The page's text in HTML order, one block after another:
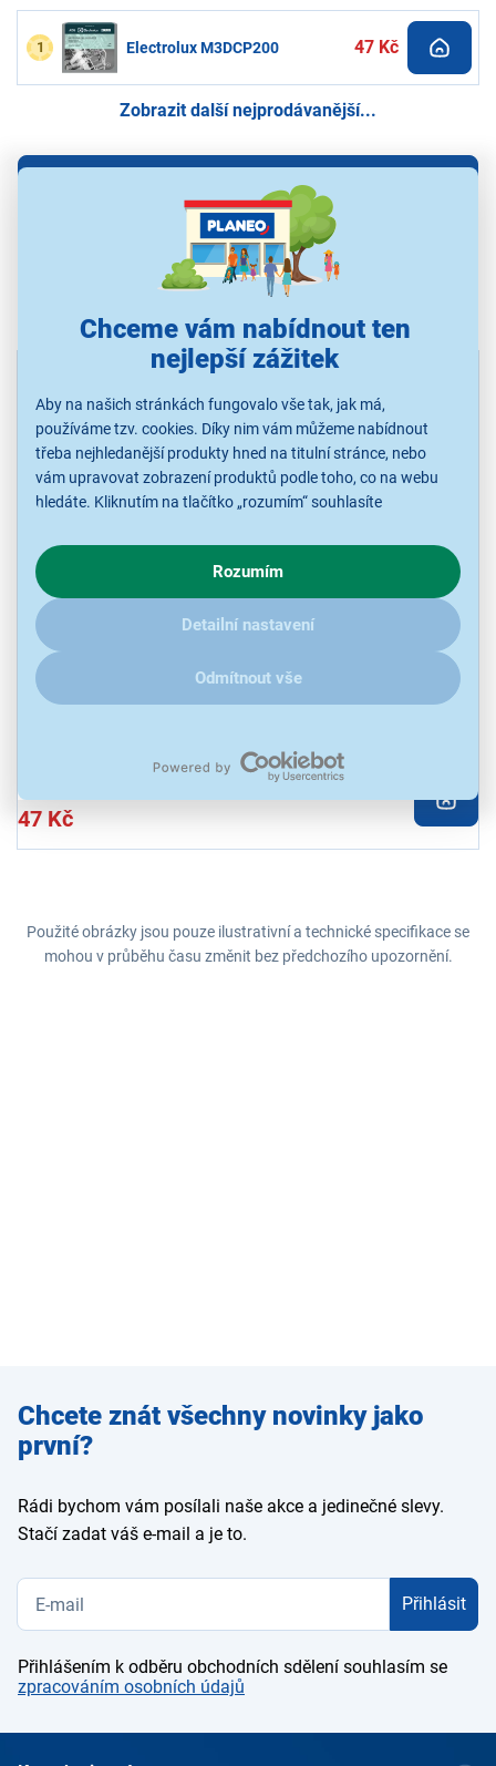
Chceme vám nabídnout ten
nejlepší zážitek
Aby na našich stránkách fungovalo vše tak, jak má,
používáme tzv. cookies. Díky nim vám můžeme nabídnout
třeba nejhledanější produkty hned na titulní stránce, nebo
vám upravovat zobrazení produktů podle toho, co na webu
hledáte. Kliknutím na tlačítko „rozumím“ souhlasíte
chování na webu pro zobrazení cílených reklam. Pokud vás
zajímají detaily, jak u nás s cookies a dalšími údaji pracujeme,
kliknětesem.
Rozumím
Detailní nastavení
Odmítnout vše
1 Electrolux M3DCP200 47 Kč
Zobrazit další nejprodávanější...
Zobrazit filtry
1 produkt
Řazení: Dle doporučení
Electrolux M3DCP200
Odmašťovač myček - Super clean
47 Kč
Použité obrázky jsou pouze ilustrativní a technické specifikace se
mohou v průběhu času změnit bez předchozího upozornění.
Zadejte
e-mail
Chcete znát všechny novinky jako
první?
Rádi bychom vám posílali naše akce a jedinečné slevy.
Stačí zadat váš e-mail a je to.
Přihlásit
Přihlášením k odběru obchodních sdělení souhlasím se
zpracováním osobních údajů